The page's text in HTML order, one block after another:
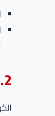
2. “العربية بتحك”: معضلة الخلوص الأرضي